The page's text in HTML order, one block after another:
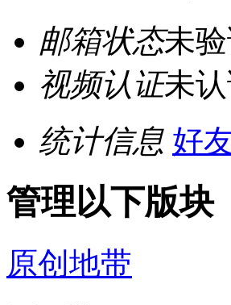
邮箱状态未
视频认证未
统计信息 好
管理以下版块
原创地带